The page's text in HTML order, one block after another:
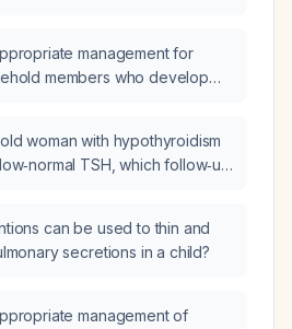
management for
members who develop
woman with hypothyroidism
TSH, which follow‑up
can be used to thin and
secretions in a child?
management of